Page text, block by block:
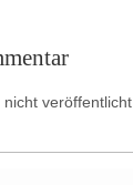
veröffentlicht.